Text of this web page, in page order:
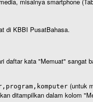
di KBBI PusatBahasa.
daftar kata "Memuat" sangat
(untuk
ditampilkan dalam kolom